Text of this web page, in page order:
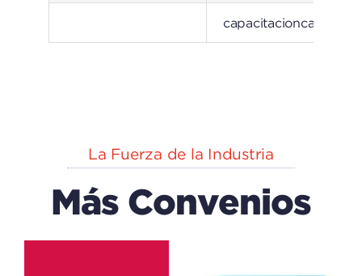
La Fuerza de la Industria
Más Convenios